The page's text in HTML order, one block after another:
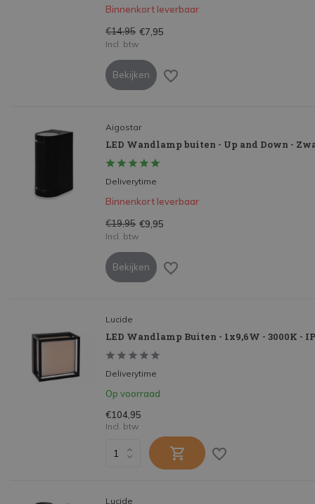
Binnenkort leverbaar
€14,95 €7,95
Incl. btw
Bekijken
Aigostar
LED Wandlamp buiten - Up and Down -
Deliverytime
Binnenkort leverbaar
€19,95 €9,95
Incl. btw
Bekijken
Lucide
LED Wandlamp Buiten - 1x9,6W - 3000K -
Deliverytime
Op voorraad
€104,95
Incl. btw
Lucide